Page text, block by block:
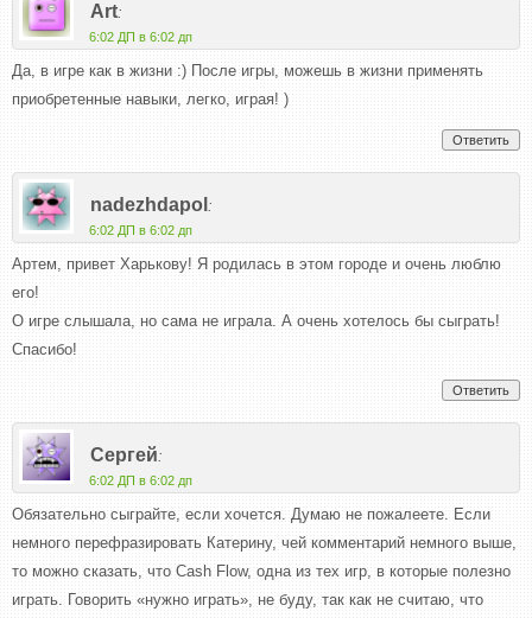
Art:
6:02 ДП в 6:02 дп
Да, в игре как в жизни :) После игры, можешь в жизни применять
приобретенные навыки, легко, играя! )
Ответить
nadezhdapol :
6:02 ДП в 6:02 дп
Артем, привет Харькову! Я родилась в этом городе и очень люблю
его!
О игре слышала, но сама не играла. А очень хотелось бы сыграть!
Спасибо!
Ответить
Сергей:
6:02 ДП в 6:02 дп
Обязательно сыграйте, если хочется. Думаю не пожалеете. Если
немного перефразировать Катерину, чей комментарий немного выше,
то можно сказать, что Cash Flow, одна из тех игр, в которые полезно
играть. Говорить «нужно играть», не буду, так как не считаю, что